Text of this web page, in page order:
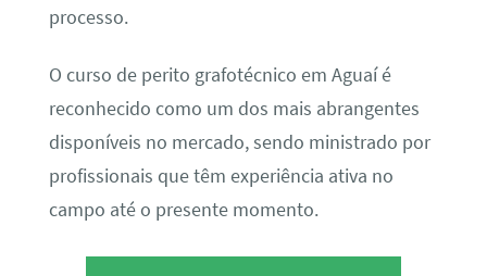
processo.
O curso de perito grafotécnico em Aguaí é
reconhecido como um dos mais abrangentes
disponíveis no mercado, sendo ministrado por
profissionais que têm experiência ativa no
campo até o presente momento.